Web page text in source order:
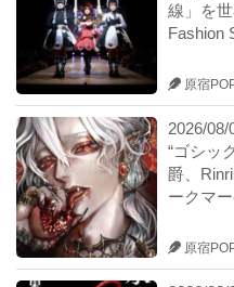
線」を
Fashion
原宿
2026/08/
“ゴシッ
爵、
ークマ
原宿